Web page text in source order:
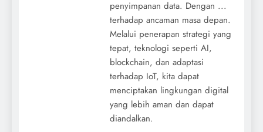
penyimpanan data. Dengan ...
terhadap ancaman masa depan.
Melalui penerapan strategi yang
tepat, teknologi seperti AI,
blockchain, dan adaptasi
terhadap IoT, kita dapat
menciptakan lingkungan digital
yang lebih aman dan dapat
diandalkan.